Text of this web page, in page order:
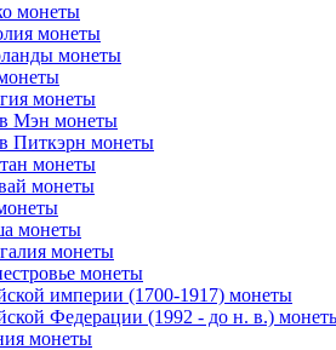
монеты
монеты
монеты
монеты
Мэн монеты
Питкэрн монеты
монеты
монеты
монеты
монеты
монеты
империи (1700-1917) монеты
Федерации (1992 - до н. в.)
монеты